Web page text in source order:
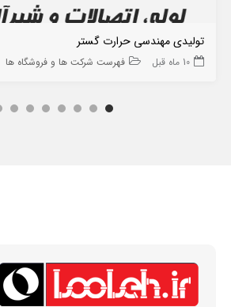
تولیدی مهندسی حرارت گستر
10 ماه قبل فهرست شرکت ها و فروشگاه ها